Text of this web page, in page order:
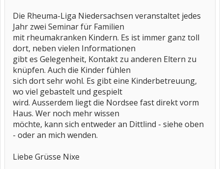
Die Rheuma-Liga Niedersachsen veranstaltet jedes
Jahr zwei Seminar für Familien
mit rheumakranken Kindern. Es ist immer ganz toll
dort, neben vielen Informationen
gibt es Gelegenheit, Kontakt zu anderen Eltern zu
knüpfen. Auch die Kinder fühlen
sich dort sehr wohl. Es gibt eine Kinderbetreuung,
wo viel gebastelt und gespielt
wird. Ausserdem liegt die Nordsee fast direkt vorm
Haus. Wer noch mehr wissen
möchte, kann sich entweder an Dittlind - siehe oben
- oder an mich wenden.
Liebe Grüsse Nixe